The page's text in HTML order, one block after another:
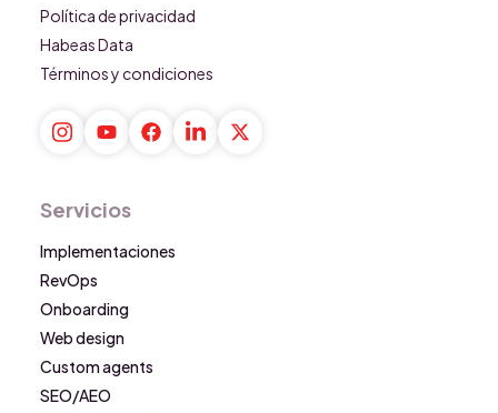
Política de privacidad
Habeas Data
Términos y condiciones
Servicios
Implementaciones
RevOps
Onboarding
Web design
Custom agents
SEO/AEO